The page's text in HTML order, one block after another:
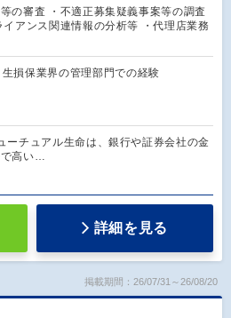
の審査 ・不適正募集疑義事案等の調査
アンス関連情報の分析等 ・代理店業務
損保業界の管理部門での経験
ーチュアル生命は、銀行や証券会社の金
で高い…
詳細を見る
掲載期間：26/07/31～26/08/20